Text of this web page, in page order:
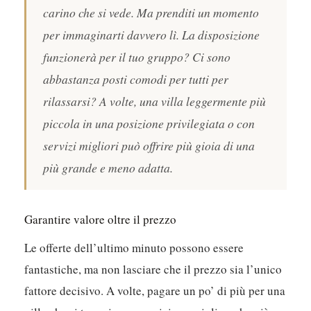
carino che si vede. Ma prenditi un momento
per immaginarti davvero lì. La disposizione
funzionerà per il tuo gruppo? Ci sono
abbastanza posti comodi per tutti per
rilassarsi? A volte, una villa leggermente più
piccola in una posizione privilegiata o con
servizi migliori può offrire più gioia di una
più grande e meno adatta.
Garantire valore oltre il prezzo
Le offerte dell’ultimo minuto possono essere
fantastiche, ma non lasciare che il prezzo sia l’unico
fattore decisivo. A volte, pagare un po’ di più per una